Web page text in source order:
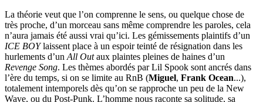
La théorie veut que l’on comprenne le sens, ou quelque chose de
très proche, d’un morceau sans même comprendre les paroles, cela
n’aura jamais été aussi vrai qu’ici. Les gémissements plaintifs d’un
ICE BOYlaissent place à un espoir teinté de résignation dans les
hurlements d’un All Outaux plaintes pleines de haines d’un
Revenge Song. Les thèmes abordés par Lil Spook sont ancrés dans
l’ère du temps, si on se limite au RnB (Miguel, Frank Ocean...),
totalement intemporels dès qu’on se rapproche un peu de la New
Wave, ou du Post-Punk. L’homme nous raconte sa solitude, sa